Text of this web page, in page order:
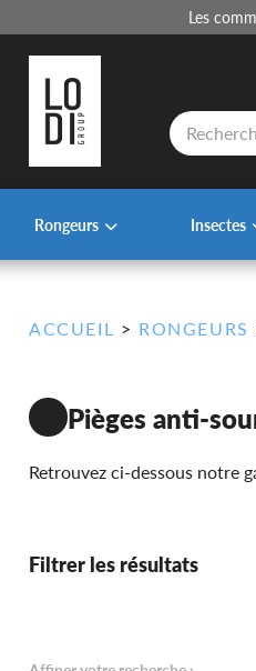
Les
Recherche
de
produits
Rongeurs Insectes
ACCUEIL > RONGEURS
Pièges anti-
Retrouvez ci-dessous notre
Filtrer les résultats